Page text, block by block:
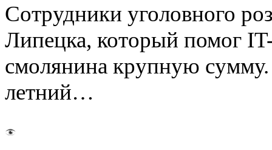
Сотрудники уголовного
Липецка, который помог
смолянина крупную
летний…